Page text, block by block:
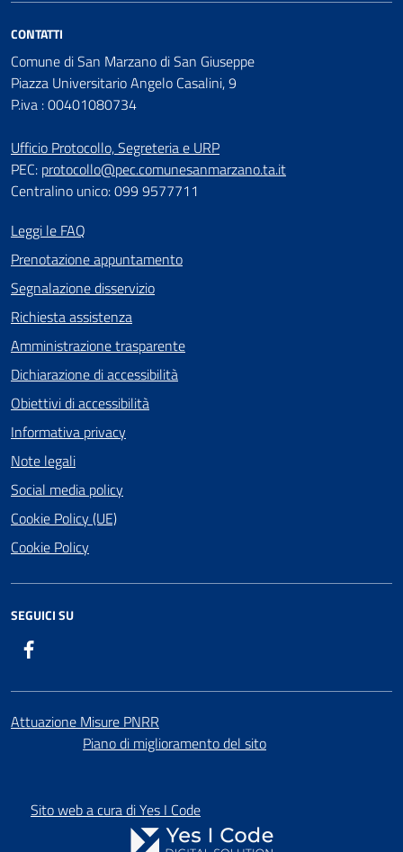
CONTATTI
Comune di San Marzano di San Giuseppe
Piazza Universitario Angelo Casalini, 9
P.iva : 00401080734
Ufficio Protocollo, Segreteria e URP
PEC: protocollo@pec.comunesanmarzano.ta.it
Centralino unico: 099 9577711
Leggi le FAQ
Prenotazione appuntamento
Segnalazione disservizio
Richiesta assistenza
Amministrazione trasparente
Dichiarazione di accessibilità
Obiettivi di accessibilità
Informativa privacy
Note legali
Social media policy
Cookie Policy (UE)
Cookie Policy
SEGUICI SU
Attuazione Misure PNRR
Piano di miglioramento del sito
Sito web a cura di Yes I Code